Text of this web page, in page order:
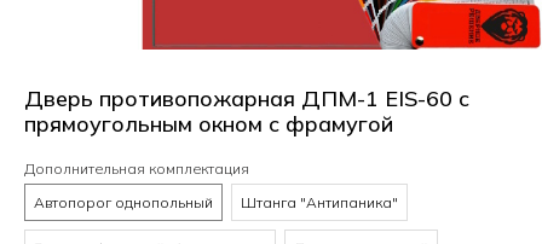
Дверь противопожарная ДПМ-1 EIS-60 с
прямоугольным окном с фрамугой
Дополнительная комплектация
Автопорог однопольный
Штанга "Антипаника"